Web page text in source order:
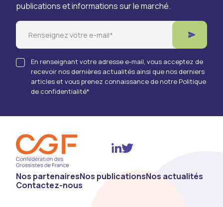
publications et informations sur le marché.
Email
En renseignant votre adresse e-mail, vous acceptez de
recevoir nos dernières actualités ainsi que nos derniers
articles et vous prenez connaissance de notre Politique
de confidentialité*
Nos partenairesNos publicationsNos actualités
Contactez-nous
Twitter